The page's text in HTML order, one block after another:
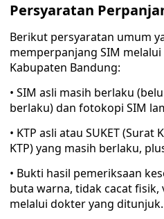
Persyaratan
Berikut persyaratan umum
memperpanjang SIM
Kabupaten Bandung:
• SIM asli masih berlaku
berlaku) dan fotokopi SIM
• KTP asli atau SUKET
KTP) yang masih berlaku,
• Bukti hasil pemeriksaan
buta warna, tidak cacat fisik,
melalui dokter yang ditunjuk.